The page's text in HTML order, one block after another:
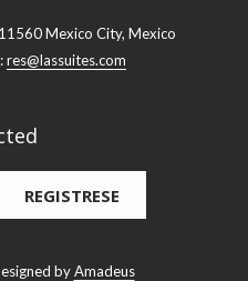
Mexico City, Mexico
res@lassuites.com
REGISTRESE
byAmadeus